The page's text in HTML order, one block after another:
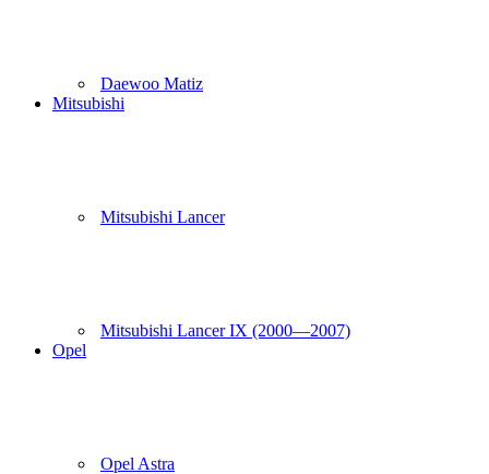
Daewoo Matiz
Mitsubishi
Mitsubishi Lancer
Mitsubishi Lancer IX (2000—2007)
Opel
Opel Astra